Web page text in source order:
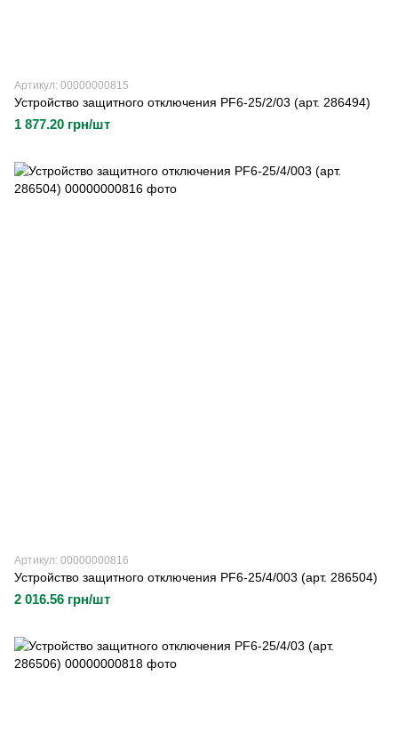
Артикул: 00000000815
Устройство защитного отключения PF6-25/2/03 (арт. 286494)
1 877.20 грн/шт
Артикул: 00000000816
Устройство защитного отключения PF6-25/4/003 (арт. 286504)
2 016.56 грн/шт